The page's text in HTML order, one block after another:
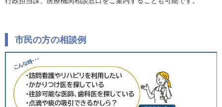
市民の方の相談例